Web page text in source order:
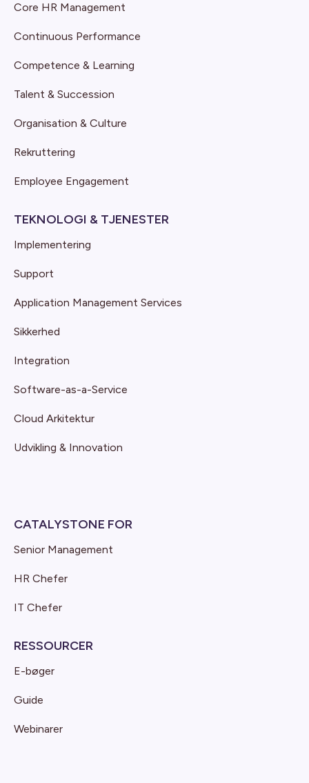
Core HR Management
Continuous Performance
Competence & Learning
Talent & Succession
Organisation & Culture
Rekruttering
Employee Engagement
TEKNOLOGI & TJENESTER
Implementering
Support
Application Management Services
Sikkerhed
Integration
Software-as-a-Service
Cloud Arkitektur
Udvikling & Innovation
CATALYSTONE FOR
Senior Management
HR Chefer
IT Chefer
RESSOURCER
E-bøger
Guide
Webinarer